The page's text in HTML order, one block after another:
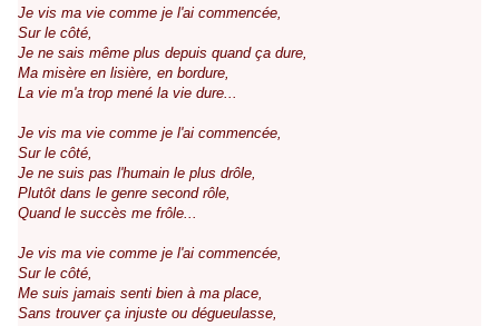
Je vis ma vie comme je l'ai commencée,
Sur le côté,
Je ne sais même plus depuis quand ça dure,
Ma misère en lisière, en bordure,
La vie m'a trop mené la vie dure...
Je vis ma vie comme je l'ai commencée,
Sur le côté,
Je ne suis pas l'humain le plus drôle,
Plutôt dans le genre second rôle,
Quand le succès me frôle...
Je vis ma vie comme je l'ai commencée,
Sur le côté,
Me suis jamais senti bien à ma place,
Sans trouver ça injuste ou dégueulasse,